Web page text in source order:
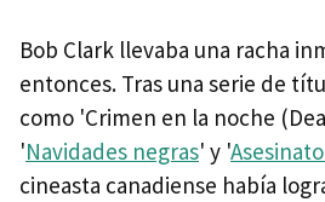
Bob Clark llevaba una racha
entonces. Tras una serie de
como 'Crimen en la noche
'Navidades negras' y '
cineasta canadiense había